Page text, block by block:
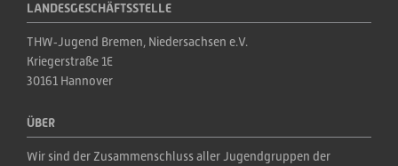
LANDESGESCHÄFTSSTELLE
THW‑Jugend Bremen, Niedersachsen e.V.
Kriegerstraße 1E
30161 Hannover
ÜBER
Wir sind der Zusammenschluss aller Jugendgruppen der